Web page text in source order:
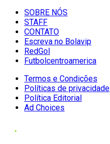
SOBRE NÓS
STAFF
CONTATO
Escreva no Bolavip
RedGol
Futbolcentroamerica
Termos e Condições
Políticas de privacidade
Política Editorial
Ad Choices